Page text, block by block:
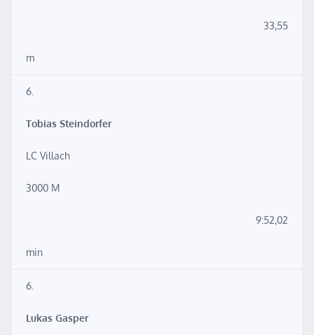
33,55
m
6.
Tobias Steindorfer
LC Villach
3000 M
9:52,02
min
6.
Lukas Gasper